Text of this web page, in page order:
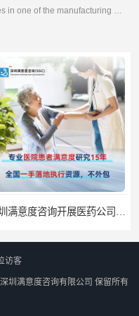
访客
深圳满意度咨询有限公司 保留所有